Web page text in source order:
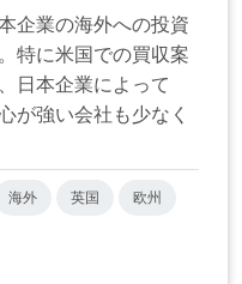
企業の海外への投資
特に米国での買収案
日本企業によって
が強い会社も少なく
海外 英国 欧州